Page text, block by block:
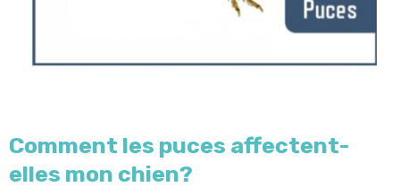
Comment les puces affectent-
elles mon chien?